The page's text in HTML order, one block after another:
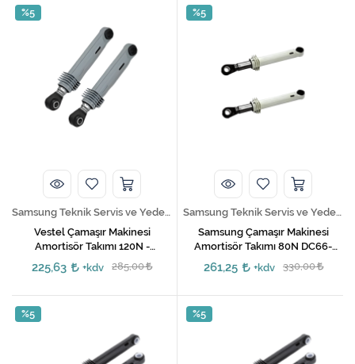
%5
Samsung Teknik Servis ve Yedek Parça Hizmetleri
Vestel Çamaşır Makinesi
Amortisör Takımı 120N -
47005034 / 47011587
225,63 +kdv 285,00
%5
Samsung Teknik Servis ve Yedek Parça Hizmetleri
Samsung Çamaşır Makinesi
Amortisör Takımı 80N DC66-
00531C
261,25 +kdv 330,00
%5 %5